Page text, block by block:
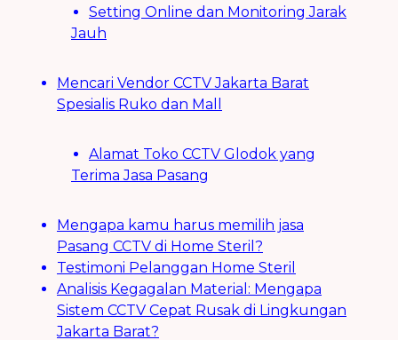
Setting Online dan Monitoring Jarak
Jauh
Mencari Vendor CCTV Jakarta Barat
Spesialis Ruko dan Mall
Alamat Toko CCTV Glodok yang
Terima Jasa Pasang
Mengapa kamu harus memilih jasa
Pasang CCTV di Home Steril?
Testimoni Pelanggan Home Steril
Analisis Kegagalan Material: Mengapa
Sistem CCTV Cepat Rusak di Lingkungan
Jakarta Barat?